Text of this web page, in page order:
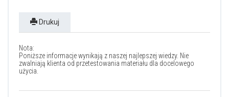
Drukuj
Nota:
Poniższe informacje wynikają z naszej najlepszej wiedzy. Nie
zwalniają klienta od przetestowania materiału dla docelowego
użycia.